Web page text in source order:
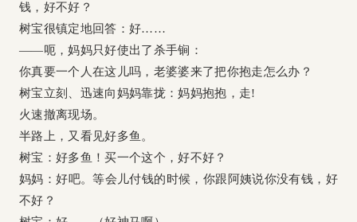
钱，好不好？
树宝很镇定地回答：好……
——呃，妈妈只好使出了杀手锏：
你真要一个人在这儿吗，老婆婆来了把你抱走怎么办？
树宝立刻、迅速向妈妈靠拢：妈妈抱抱，走!
火速撤离现场。
半路上，又看见好多鱼。
树宝：好多鱼！买一个这个，好不好？
妈妈：好吧。等会儿付钱的时候，你跟阿姨说你没有钱，好
不好？